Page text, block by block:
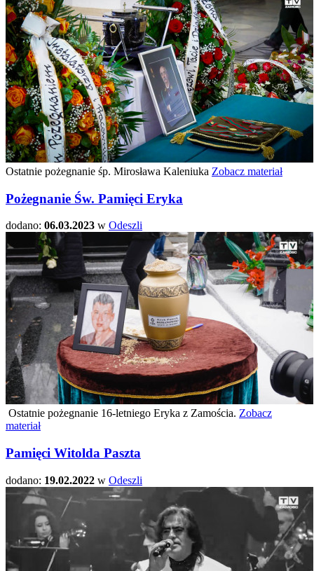
Ostatnie pożegnanie śp. Mirosława Kaleniuka Zobacz materiał
Pożegnanie Św. Pamięci Eryka
dodano: 06.03.2023 w Odeszli
Ostatnie pożegnanie 16-letniego Eryka z Zamościa. Zobacz
materiał
Pamięci Witolda Paszta
dodano: 19.02.2022 w Odeszli